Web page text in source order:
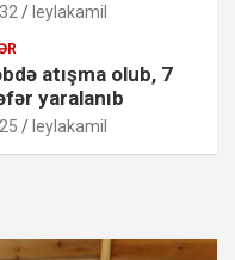
leylakamil
atışma olub, 7
yaralanıb
leylakamil